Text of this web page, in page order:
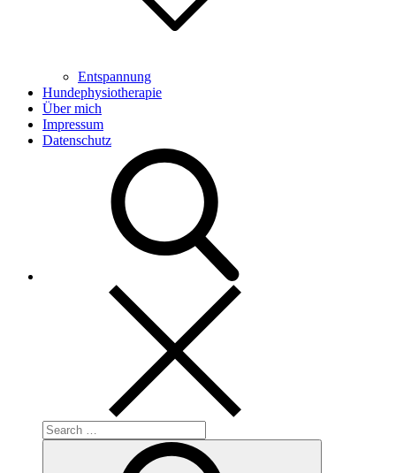
Entspannung
Hundephysiotherapie
Über mich
Impressum
Datenschutz
Search
for: